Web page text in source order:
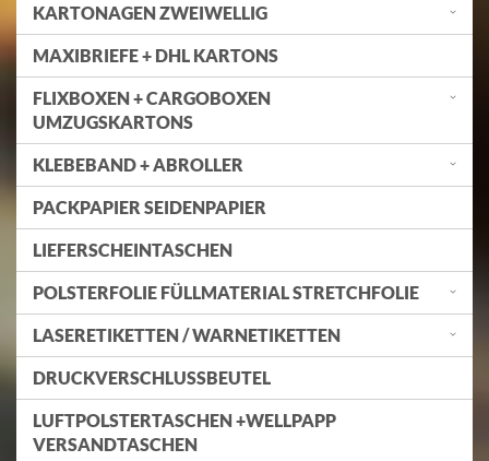
KARTONAGEN ZWEIWELLIG
MAXIBRIEFE + DHL KARTONS
FLIXBOXEN + CARGOBOXEN
UMZUGSKARTONS
KLEBEBAND + ABROLLER
PACKPAPIER SEIDENPAPIER
LIEFERSCHEINTASCHEN
POLSTERFOLIE FÜLLMATERIAL STRETCHFOLIE
LASERETIKETTEN / WARNETIKETTEN
DRUCKVERSCHLUSSBEUTEL
LUFTPOLSTERTASCHEN +WELLPAPP
VERSANDTASCHEN